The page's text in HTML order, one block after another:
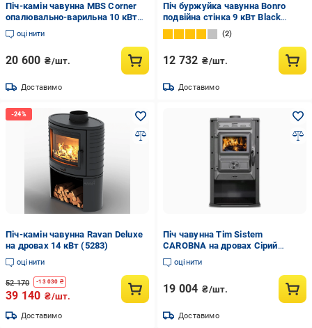
Піч-камін чавунна MBS Corner
опалювально-варильна 10 кВт
Бежевий (8056826)
оцінити
20 600 ₴/шт.
Доставимо
Піч буржуйка чавунна Bonro
подвійна стінка 9 кВт Black
(30000001)
2
12 732 ₴/шт.
Доставимо
Піч-камін чавунна Ravan Deluxe
на дровах 14 кВт (5283)
оцінити
52 170 -13 030 ₴
39 140 ₴/шт.
Доставимо
Піч чавунна Tim Sistem
CAROBNA на дровах Сірий
(10909593)
оцінити
19 004 ₴/шт.
Доставимо